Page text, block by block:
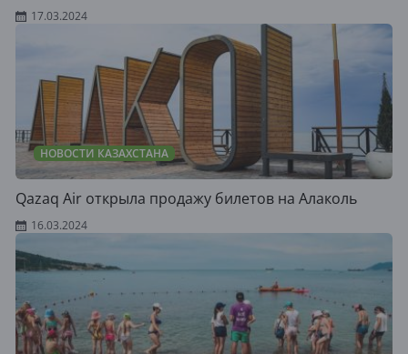
17.03.2024
НОВОСТИ КАЗАХСТАНА
Qazaq Air открыла продажу билетов на Алаколь
16.03.2024